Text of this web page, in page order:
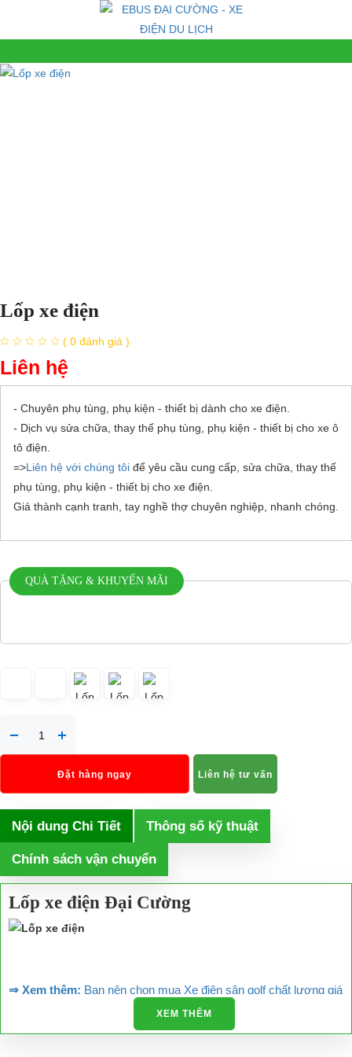
Lốp xe điện
( 0 đánh giá )
Liên hệ
- Chuyên phụ tùng, phụ kiện - thiết bị dành cho xe điện.
- Dịch vụ sửa chữa, thay thế phụ tùng, phụ kiện - thiết bị cho xe ô
tô điện.
=>Liên hệ với chúng tôi để yêu cầu cung cấp, sửa chữa, thay thế
phụ tùng, phụ kiện - thiết bị cho xe điện.
Giá thành cạnh tranh, tay nghề thợ chuyên nghiệp, nhanh chóng.
QUÀ TẶNG & KHUYẾN MÃI
Đặt hàng ngay Liên hệ tư vấn
Nội dung Chi Tiết Thông số kỹ thuật
Chính sách vận chuyển
Lốp xe điện Đại Cường
⇒ Xem thêm: Bạn nên chọn mua Xe điện sân golf chất lượng giá
XEM THÊM